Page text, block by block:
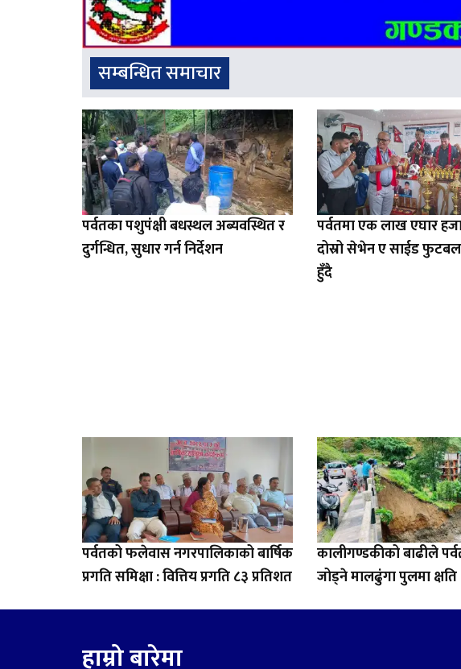
सम्बन्धित समाचार
पर्वतका पशुपंक्षी बधस्थल अब्यवस्थित र
दुर्गन्धित, सुधार गर्न निर्देशन
पर्वतमा एक लाख एघार
दोस्रो सेभेन ए साईड फुटबल
हुँदै
पर्वतको फलेवास नगरपालिकाको बार्षिक
प्रगति समिक्षा : वित्तिय प्रगति ८३ प्रतिशत
कालीगण्डकीको बाढीले
जोड्ने मालढुंगा पुलमा क्षति
हाम्रो बारेमा